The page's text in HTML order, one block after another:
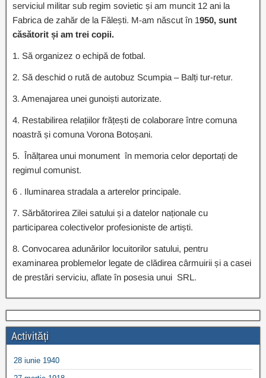
serviciul militar sub regim sovietic și am muncit 12 ani la
Fabrica de zahăr de la Fălești. M-am născut în 1950, sunt
căsătorit și am trei copii.
1. Să organizez o echipă de fotbal.
2. Să deschid o rută de autobuz Scumpia – Balți tur-retur.
3. Amenajarea unei gunoiști autorizate.
4. Restabilirea relațiilor frățești de colaborare între comuna
noastră și comuna Vorona Botoșani.
5. Înălțarea unui monument în memoria celor deportați de
regimul comunist.
6 . Iluminarea stradala a arterelor principale.
7. Sărbătorirea Zilei satului și a datelor naționale cu
participarea colectivelor profesioniste de artiști.
8. Convocarea adunărilor locuitorilor satului, pentru
examinarea problemelor legate de clădirea cârmuirii și a casei
de prestări serviciu, aflate în posesia unui SRL.
Activități
28 iunie 1940